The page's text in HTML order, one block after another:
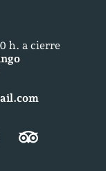
h. a cierre